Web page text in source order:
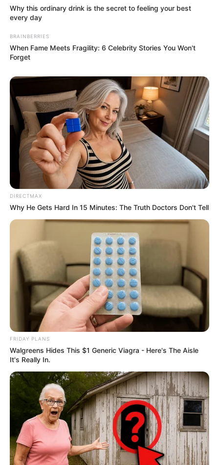
Why this ordinary drink is the secret to feeling your best
every day
BRAINBERRIES
When Fame Meets Fragility: 6 Celebrity Stories You Won't
Forget
DIRECTMAX
Why He Gets Hard In 15 Minutes: The Truth Doctors Don't Tell
FRIDAY PLANS
Walgreens Hides This $1 Generic Viagra - Here's The Aisle
It's Really In.